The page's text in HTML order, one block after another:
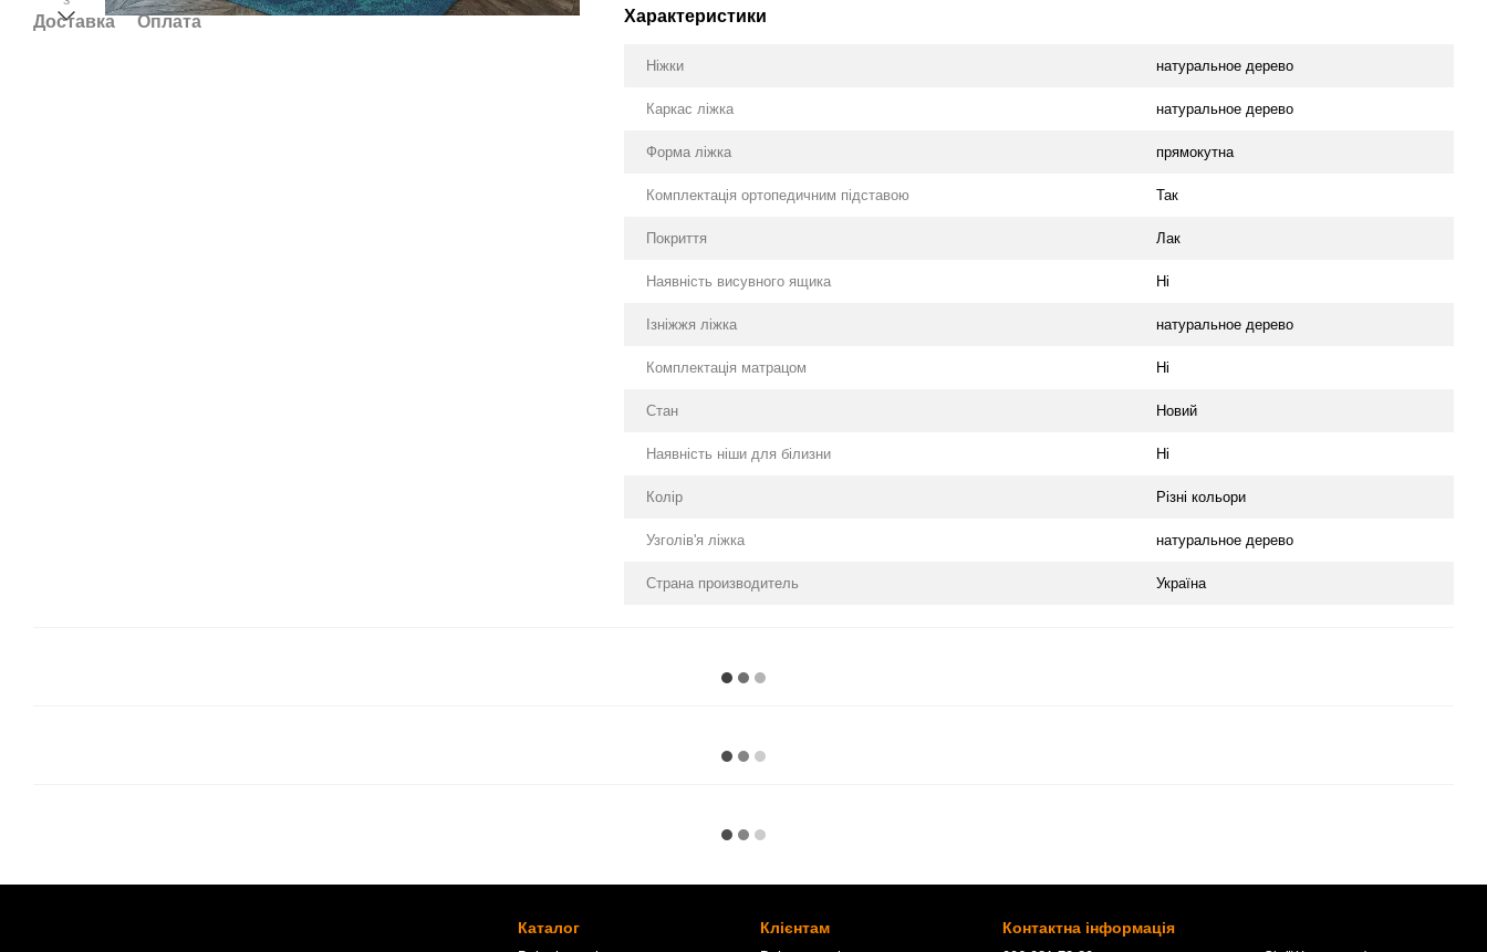
Доставка Оплата
Характеристики
Ніжки натуральное дерево
Каркас ліжка натуральное дерево
Форма ліжка прямокутна
Комплектація ортопедичним підставою Так
Покриття Лак
Наявність висувного ящика Ні
Ізніжжя ліжка натуральное дерево
Комплектація матрацом Ні
Стан Новий
Наявність ніши для білизни Ні
Колір Різні кольори
Узголів'я ліжка натуральное дерево
Страна производитель Україна
Каталог Клієнтам Контактна інформація